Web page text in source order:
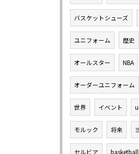
バスケットシューズ
ユニフォーム 歴史
オールスター NBA
オーダーユニフォーム
世界 イベント
モルック 将来
セルビア basketball